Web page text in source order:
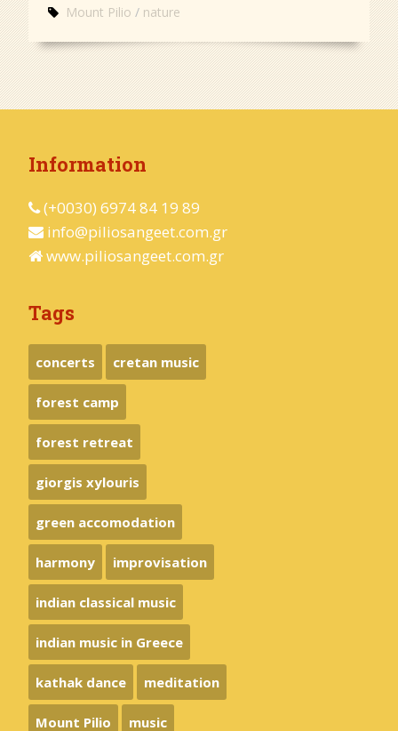
Mount Pilio nature
Information
(+0030) 6974 84 19 89
info@piliosangeet.com.gr
www.piliosangeet.com.gr
Tags
concerts cretan music
forest camp
forest retreat
giorgis xylouris
green accomodation
harmony improvisation
indian classical music
indian music in Greece
kathak dance meditation
Mount Pilio music